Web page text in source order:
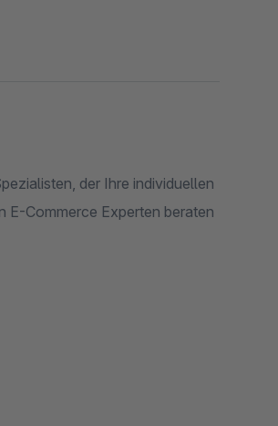
der Ihre individuellen
E-Commerce Experten beraten